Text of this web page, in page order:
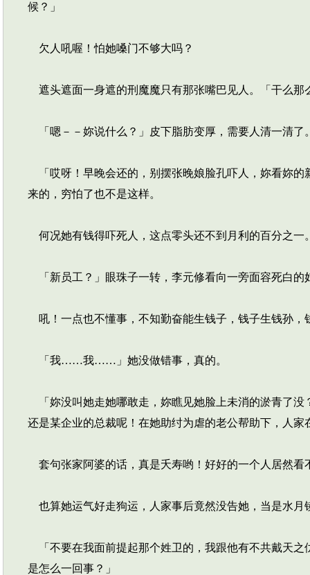
候？」
欠人吼喔！怕她嗓门不够大吗？
遮头遮面一身遮的刑魔魔只有那张嘴巴见人。「干么
「嗯－－妳说什么？」皮下脂肪变厚，需要人清一清了
「哎呀！早晚会还的，别摆张晚娘脸孔吓人，妳看妳的
来的，穷怕了也不是这样。
何况她有钱得吓死人，这点零头还不到月利的百分之一
「新员工？」眼珠子一转，李元修看向一旁面容死白的
吼！一点也不懂事，不知勤奋能生钱子，钱子生钱孙，
「我……我……」她没做错事，真的。
「妳没叫她走她哪敢走，妳瞧见她脸上未消的淤青了没
还是某企业的总裁呢！在她助纣为虐的老公帮助下，人家
套句张家阿婆的话，真是夭寿哟！好好的一个人居然看
也算她运气好走狗运，人家事后竟然没告她，当是水
「不要在我面前提起那个姓卫的，我跟他有不共戴天之
是怎么一回事？」